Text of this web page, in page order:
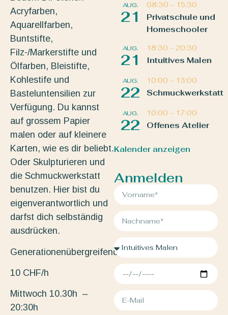
Acryfarben,
Aquarellfarben,
Buntstifte,
Filz-/Markerstifte und
Ölfarben, Bleistifte,
Kohlestife und
Basteluntensilien zur
Verfügung. Du kannst
auf grossem Papier
malen oder auf kleinere
Karten, wie es dir beliebt.
Oder Skulpturieren und
die Schmuckwerkstatt
benutzen. Hier bist du
eigenverantwortlich und
darfst dich selbständig
ausdrücken.
Generationenübergreifend.
10 CHF/h
Mittwoch 10.30h –
20:30h
AUG.
21
08:30 – 15:30
Privatschule und
Homeschooler
AUG.
21
18:30 – 20:30
Intuitives Malen
AUG.
22
10:00 – 13:00
Schmuckwerkstatt
AUG.
22
10:00 – 17:00
Offenes Atelier
Kalender anzeigen
Anmelden